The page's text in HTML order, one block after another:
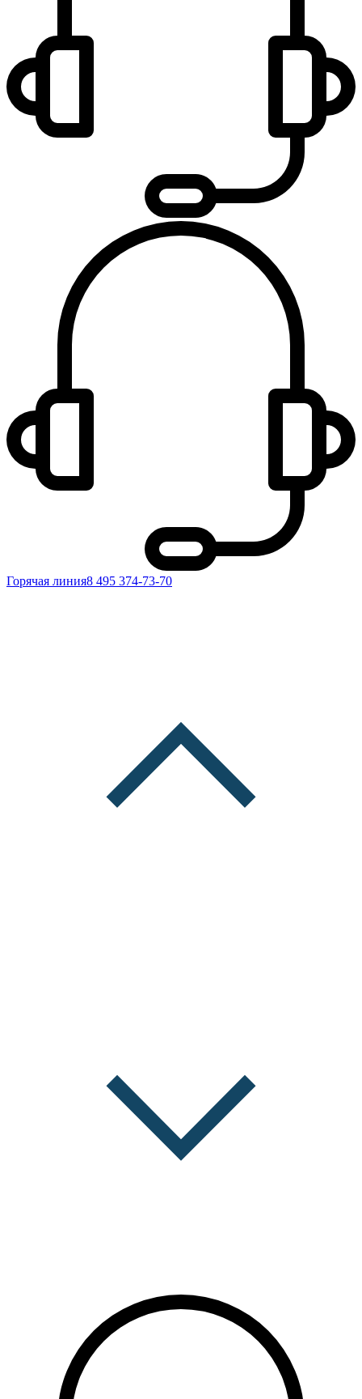
Горячая линия8 495 374-73-70